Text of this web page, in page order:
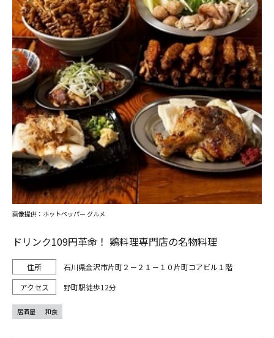
ドリンク109円革命！ 鶏料理専門店の名物料理
石川県金沢市片町２－２１－１０片町コアビル１階
野町駅徒歩12分
画像提供：ホットペッパー グルメ
居酒屋 和食